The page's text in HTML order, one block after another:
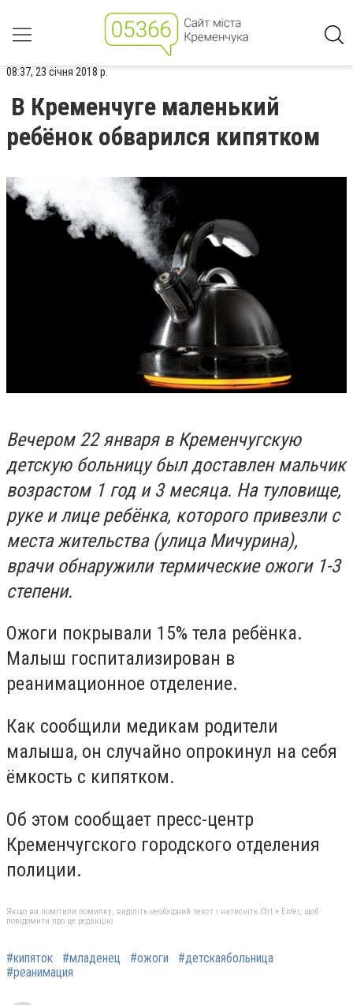
08:37, 23 січня 2018 р.
В Кременчуге маленький
ребёнок обварился кипятком
Вечером 22 января в Кременчугскую
детскую больницу был доставлен мальчик
возрастом 1 год и 3 месяца. На туловище,
руке и лице ребёнка, которого привезли с
места жительства (улица Мичурина),
врачи обнаружили термические ожоги 1-3
степени.
Ожоги покрывали 15% тела ребёнка.
Малыш госпитализирован в
реанимационное отделение.
Как сообщили медикам родители
малыша, он случайно опрокинул на себя
ёмкость с кипятком.
Об этом сообщает пресс-центр
Кременчугского городского отделения
полиции.
Якщо ви помітили помилку, виділіть необхідний текст і натисніть Ctrl + Enter, щоб
повідомити про це редакцію
#кипяток #младенец #ожоги
#детскаябольница
#реанимация